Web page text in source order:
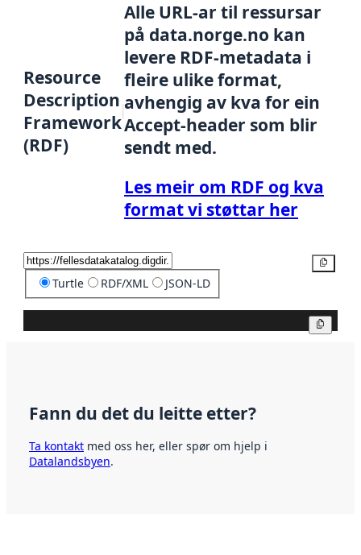
Resource
Description
Framework
(RDF)
Alle URL-ar til ressursar
på data.norge.no kan
levere RDF-metadata i
fleire ulike format,
avhengig av kva for ein
Accept-header som blir
sendt med.
Les meir om RDF og kva
format vi støttar her
Turtle RDF/XML JSON-LD
Fann du det du leitte etter?
Ta kontakt med oss her, eller spør om hjelp i
Datalandsbyen.